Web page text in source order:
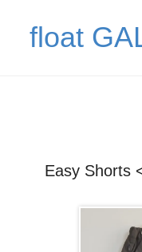
float
Easy Shorts